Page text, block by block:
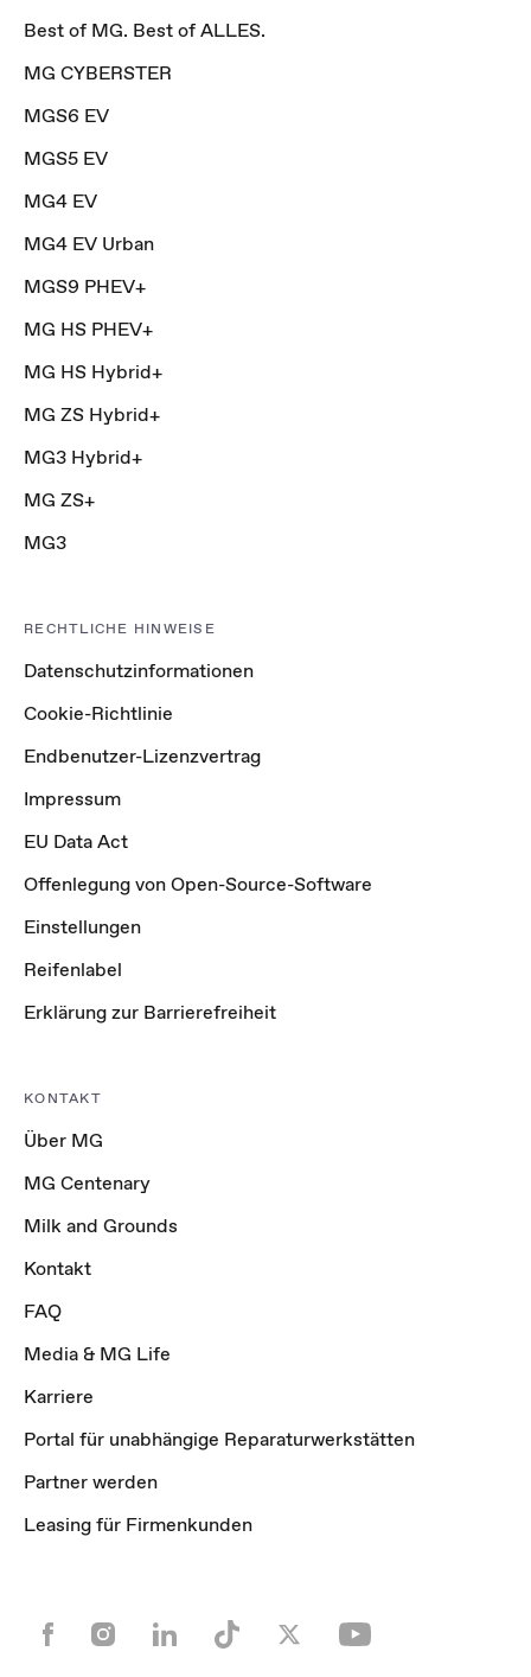
Best of MG. Best of ALLES.
MG CYBERSTER
MGS6 EV
MGS5 EV
MG4 EV
MG4 EV Urban
MGS9 PHEV+
MG HS PHEV+
MG HS Hybrid+
MG ZS Hybrid+
MG3 Hybrid+
MG ZS+
MG3
RECHTLICHE HINWEISE
Datenschutzinformationen
Cookie-Richtlinie
Endbenutzer-Lizenzvertrag
Impressum
EU Data Act
Offenlegung von Open-Source-Software
Einstellungen
Reifenlabel
Erklärung zur Barrierefreiheit
KONTAKT
Über MG
MG Centenary
Milk and Grounds
Kontakt
FAQ
Media & MG Life
Karriere
Portal für unabhängige Reparaturwerkstätten
Partner werden
Leasing für Firmenkunden